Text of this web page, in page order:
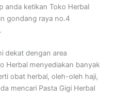
anda ketikan Toko Herbal
gondang raya no.4
dekat dengan area
Herbal menyediakan banyak
obat herbal, oleh-oleh haji,
mencari Pasta Gigi Herbal